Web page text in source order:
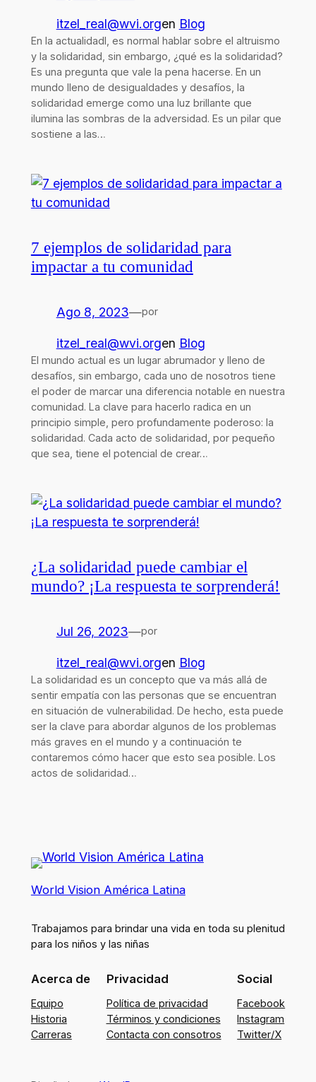
itzel_real@wvi.orgen Blog
En la actualidadl, es normal hablar sobre el altruismo
y la solidaridad, sin embargo, ¿qué es la solidaridad?
Es una pregunta que vale la pena hacerse. En un
mundo lleno de desigualdades y desafíos, la
solidaridad emerge como una luz brillante que
ilumina las sombras de la adversidad. Es un pilar que
sostiene a las…
7 ejemplos de solidaridad para
impactar a tu comunidad
Ago 8, 2023—por
itzel_real@wvi.orgen Blog
El mundo actual es un lugar abrumador y lleno de
desafíos, sin embargo, cada uno de nosotros tiene
el poder de marcar una diferencia notable en nuestra
comunidad. La clave para hacerlo radica en un
principio simple, pero profundamente poderoso: la
solidaridad. Cada acto de solidaridad, por pequeño
que sea, tiene el potencial de crear…
¿La solidaridad puede cambiar el
mundo? ¡La respuesta te sorprenderá!
Jul 26, 2023—por
itzel_real@wvi.orgen Blog
La solidaridad es un concepto que va más allá de
sentir empatía con las personas que se encuentran
en situación de vulnerabilidad. De hecho, esta puede
ser la clave para abordar algunos de los problemas
más graves en el mundo y a continuación te
contaremos cómo hacer que esto sea posible. Los
actos de solidaridad…
World Vision América Latina
Trabajamos para brindar una vida en toda su plenitud
para los niños y las niñas
Acerca de
Equipo
Historia
Carreras
Privacidad
Política de privacidad
Términos y condiciones
Contacta con consotros
Social
Facebook
Instagram
Twitter/X